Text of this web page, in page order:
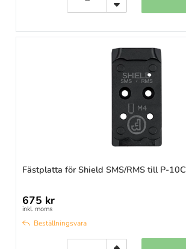
Fästplatta för Shield SMS/RMS till P-10C
675 kr
inkl. moms
Beställningsvara